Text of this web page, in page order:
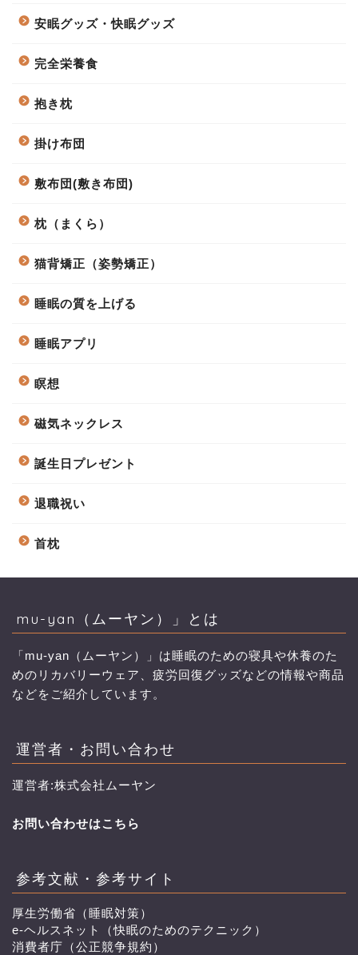
安眠グッズ・快眠グッズ
完全栄養食
抱き枕
掛け布団
敷布団(敷き布団)
枕（まくら）
猫背矯正（姿勢矯正）
睡眠の質を上げる
睡眠アプリ
瞑想
磁気ネックレス
誕生日プレゼント
退職祝い
首枕
mu-yan（ムーヤン）」とは
「mu-yan（ムーヤン）」は睡眠のための寝具や休養のた
めのリカバリーウェア、疲労回復グッズなどの情報や商品
などをご紹介しています。
運営者・お問い合わせ
運営者:株式会社ムーヤン
お問い合わせはこちら
参考文献・参考サイト
厚生労働省（睡眠対策）
e-ヘルスネット（快眠のためのテクニック）
消費者庁（公正競争規約）